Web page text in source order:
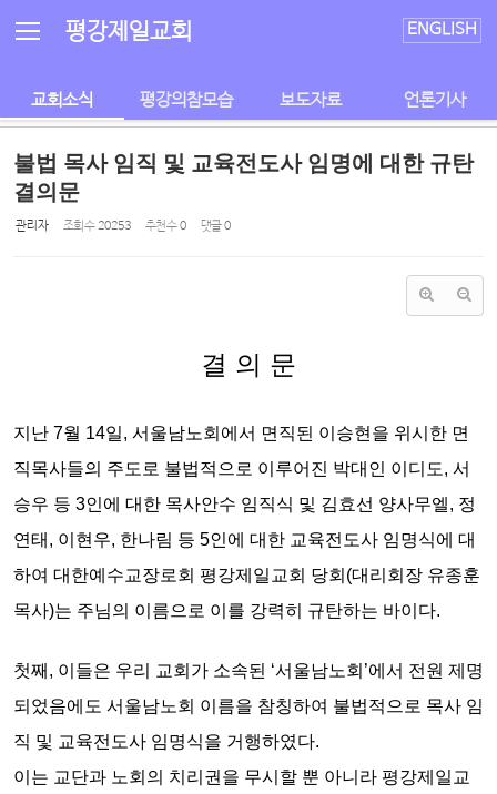
평강제일교회 ENGLISH
교회소식 평강의참모습 보도자료 언론기사
불법 목사 임직 및 교육전도사 임명에 대한 규탄
결의문
관리자 조회 수20253 추천 수0 댓글0
결 의 문
지난 7월 14일, 서울남노회에서 면직된 이승현을 위시한 면
직목사들의 주도로 불법적으로 이루어진 박대인 이디도, 서
승우 등 3인에 대한 목사안수 임직식 및 김효선 양사무엘, 정
연태, 이현우, 한나림 등 5인에 대한 교육전도사 임명식에 대
하여 대한예수교장로회 평강제일교회 당회(대리회장 유종훈
목사)는 주님의 이름으로 이를 강력히 규탄하는 바이다.
첫째, 이들은 우리 교회가 소속된 ‘서울남노회’에서 전원 제명
되었음에도 서울남노회 이름을 참칭하여 불법적으로 목사 임
직 및 교육전도사 임명식을 거행하였다.
이는 교단과 노회의 치리권 을 무시할 뿐 아니라 평강제일교